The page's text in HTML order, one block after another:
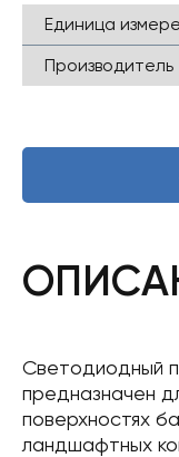
Единица
Производитель
Светодиодный
предназначен
поверхностях
ландшафтных